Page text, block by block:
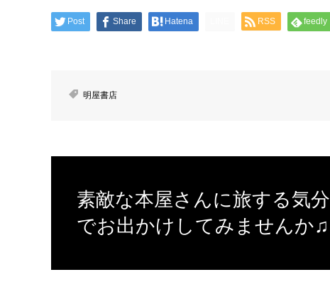
Post Share Hatena RSS feedly
明屋書店
素敵な本屋さんに旅する気分
でお出かけしてみませんか♫